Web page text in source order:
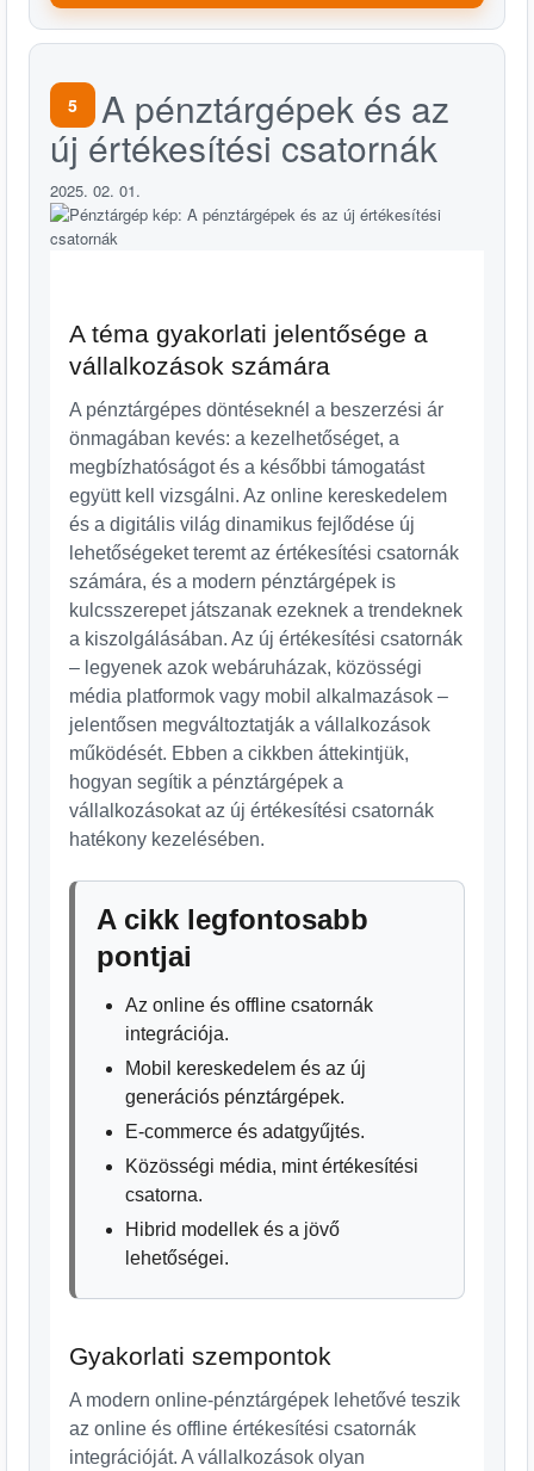
5 A pénztárgépek és az
új értékesítési csatornák
2025. 02. 01.
A téma gyakorlati jelentősége a
vállalkozások számára
A pénztárgépes döntéseknél a beszerzési ár
önmagában kevés: a kezelhetőséget, a
megbízhatóságot és a későbbi támogatást
együtt kell vizsgálni. Az online kereskedelem
és a digitális világ dinamikus fejlődése új
lehetőségeket teremt az értékesítési csatornák
számára, és a modern pénztárgépek is
kulcsszerepet játszanak ezeknek a trendeknek
a kiszolgálásában. Az új értékesítési csatornák
– legyenek azok webáruházak, közösségi
média platformok vagy mobil alkalmazások –
jelentősen megváltoztatják a vállalkozások
működését. Ebben a cikkben áttekintjük,
hogyan segítik a pénztárgépek a
vállalkozásokat az új értékesítési csatornák
hatékony kezelésében.
A cikk legfontosabb
pontjai
Az online és offline csatornák
integrációja.
Mobil kereskedelem és az új
generációs pénztárgépek.
E-commerce és adatgyűjtés.
Közösségi média, mint értékesítési
csatorna.
Hibrid modellek és a jövő
lehetőségei.
Gyakorlati szempontok
A modern online-pénztárgépek lehetővé teszik
az online és offline értékesítési csatornák
integrációját. A vállalkozások olyan